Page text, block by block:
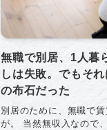
無職で別居、1人暮
しは失敗。でもそ
の布石だった
別居のために、無職で
が。 当然無収入なので